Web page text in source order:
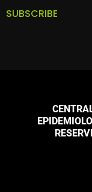
SUBSCRIBE